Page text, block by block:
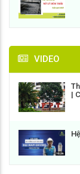
VIDEO
|